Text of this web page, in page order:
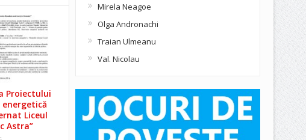
Proiectului
energetică
Liceul
Astra”
Mirela Neagoe
Olga Andronachi
Traian Ulmeanu
Val. Nicolau